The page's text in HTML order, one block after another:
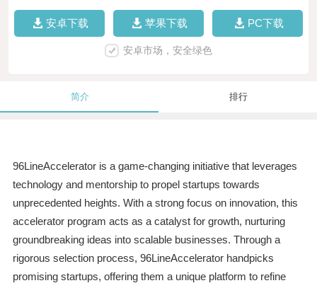
安卓下载 苹果下载 PC下载
安卓市场，安全绿色
简介 排行
96LineAccelerator is a game-changing initiative that leverages
technology and mentorship to propel startups towards
unprecedented heights. With a strong focus on innovation, this
accelerator program acts as a catalyst for growth, nurturing
groundbreaking ideas into scalable businesses. Through a
rigorous selection process, 96LineAccelerator handpicks
promising startups, offering them a unique platform to refine